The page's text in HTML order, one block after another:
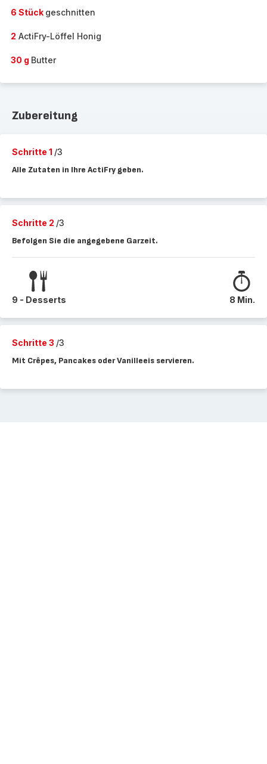
6 Stück geschnitten
2 ActiFry-Löffel Honig
30 g Butter
Zubereitung
Schritte 1 /3
Alle Zutaten in Ihre ActiFry geben.
Schritte 2 /3
Befolgen Sie die angegebene Garzeit.
9 - Desserts 8 Min.
Schritte 3 /3
Mit Crêpes, Pancakes oder Vanilleeis servieren.